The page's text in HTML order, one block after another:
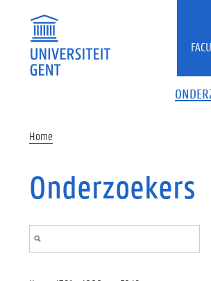
Home
Onderzoekers